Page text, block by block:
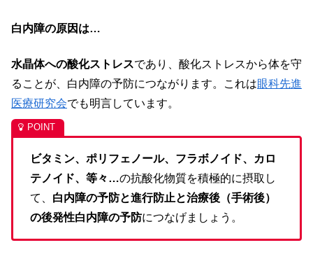
白内障の原因は…
水晶体への酸化ストレスであり、酸化ストレスから体を守
ることが、白内障の予防につながります。これは眼科先進
医療研究会でも明言しています。
ビタミン、ポリフェノール、フラボノイド、カロ
テノイド、等々…の抗酸化物質を積極的に摂取し
て、 白内障の予防と進行防止と治療後（手術後）
の後発性白内障の予防につなげましょう。